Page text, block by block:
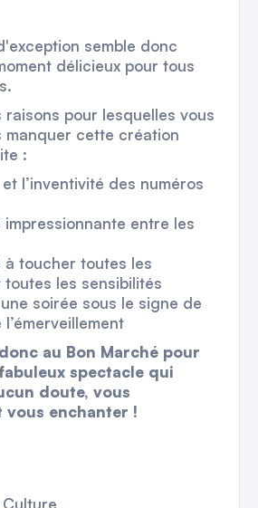
semble donc
délicieux pour tous
raisons pour lesquelles vous
manquer cette création
:
et l’inventivité des numéros
impressionnante entre les
à toucher toutes les
les sensibilités
soirée sous le signe de
l’émerveillement
au Bon Marché pour
spectacle qui
doute, vous
enchanter !